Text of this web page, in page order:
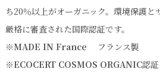
ち20％以上がオーガニック。環境保護と
厳格に審査された国際認証です。
※MADE IN France
フランス製
※ECOCERT COSMOS ORGANIC認